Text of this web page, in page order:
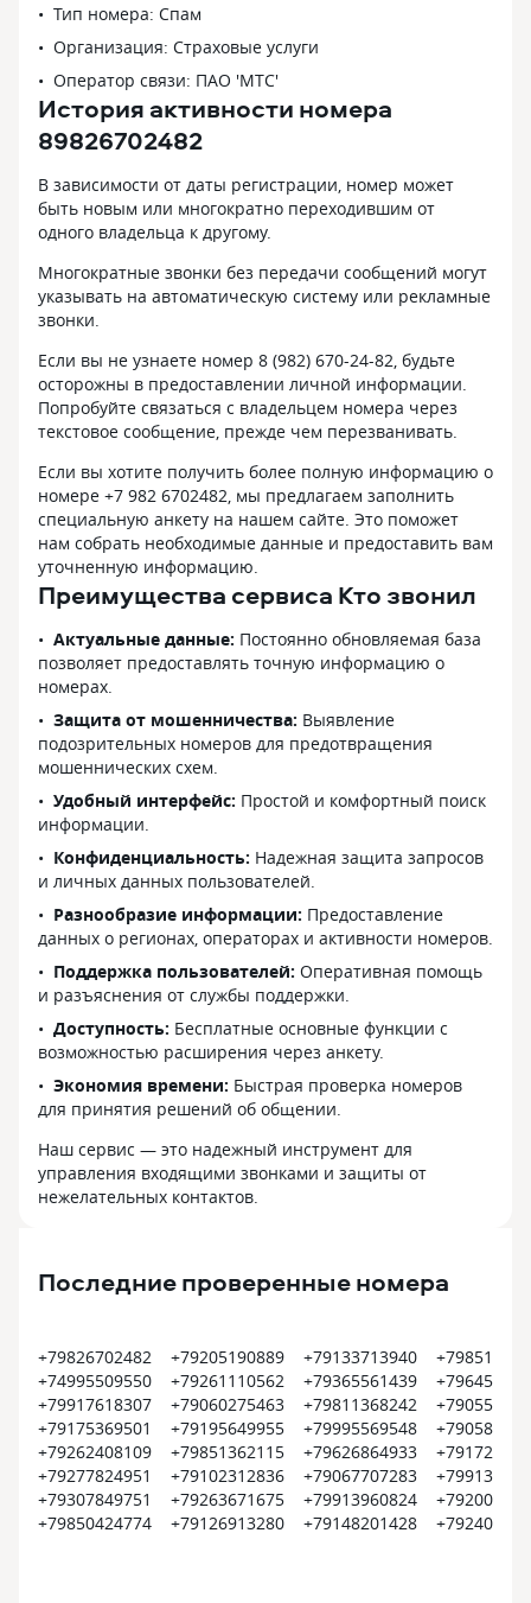
Тип номера: Спам
Организация: Страховые услуги
Оператор связи: ПАО 'МТС'
История активности номера
89826702482
В зависимости от даты регистрации, номер может
быть новым или многократно переходившим от
одного владельца к другому.
Многократные звонки без передачи сообщений могут
указывать на автоматическую систему или рекламные
звонки.
Если вы не узнаете номер 8 (982) 670-24-82, будьте
осторожны в предоставлении личной информации.
Попробуйте связаться с владельцем номера через
текстовое сообщение, прежде чем перезванивать.
Если вы хотите получить более полную информацию о
номере +7 982 6702482, мы предлагаем заполнить
специальную анкету на нашем сайте. Это поможет
нам собрать необходимые данные и предоставить вам
уточненную информацию.
Преимущества сервиса Кто звонил
Актуальные данные: Постоянно обновляемая база
позволяет предоставлять точную информацию о
номерах.
Защита от мошенничества: Выявление
подозрительных номеров для предотвращения
мошеннических схем.
Удобный интерфейс: Простой и комфортный поиск
информации.
Конфиденциальность: Надежная защита запросов
и личных данных пользователей.
Разнообразие информации: Предоставление
данных о регионах, операторах и активности номеров.
Поддержка пользователей: Оперативная помощь
и разъяснения от службы поддержки.
Доступность: Бесплатные основные функции с
возможностью расширения через анкету.
Экономия времени: Быстрая проверка номеров
для принятия решений об общении.
Наш сервис — это надежный инструмент для
управления входящими звонками и защиты от
нежелательных контактов.
Последние проверенные номера
+79826702482
+74995509550
+79917618307
+79175369501
+79262408109
+79277824951
+79307849751
+79850424774
+79205190889
+79261110562
+79060275463
+79195649955
+79851362115
+79102312836
+79263671675
+79126913280
+79133713940
+79365561439
+79811368242
+79995569548
+79626864933
+79067707283
+79913960824
+79148201428